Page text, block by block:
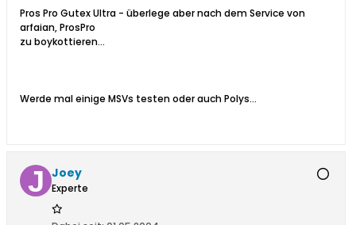
Pros Pro Gutex Ultra - überlege aber nach dem Service von
arfaian, ProsPro
zu boykottieren...
Werde mal einige MSVs testen oder auch Polys...
Joey
Experte